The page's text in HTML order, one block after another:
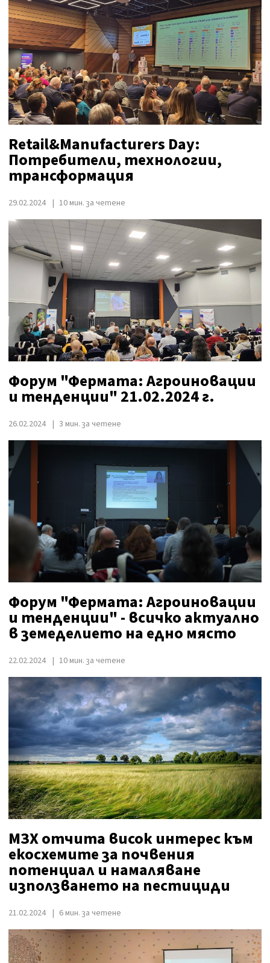
Retail&Manufacturers Day:
Потребители, технологии,
трансформация
29.02.2024 10 мин. за четене
Форум "Фермата: Агроиновации
и тенденции" 21.02.2024 г.
26.02.2024 3 мин. за четене
Форум "Фермата: Агроиновации
и тенденции" - всичко актуално
в земеделието на едно място
22.02.2024 10 мин. за четене
МЗХ отчита висок интерес към
екосхемите за почвения
потенциал и намаляване
използването на пестициди
21.02.2024 6 мин. за четене